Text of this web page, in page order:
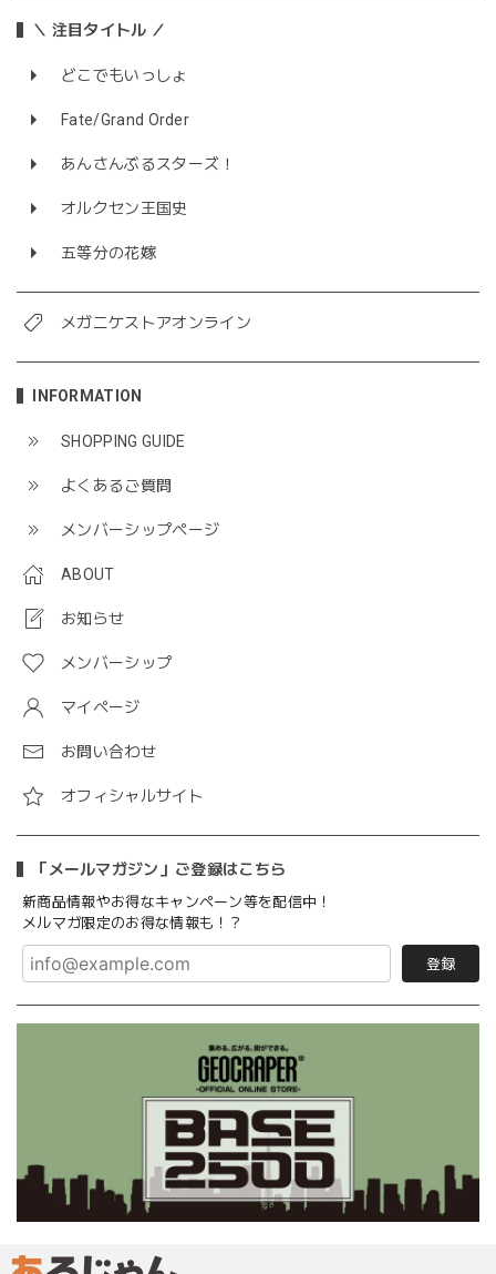
＼ 注目タイトル ／
どこでもいっしょ
Fate/Grand Order
あんさんぶるスターズ！
オルクセン王国史
五等分の花嫁
メガニケストアオンライン
INFORMATION
SHOPPING GUIDE
よくあるご質問
メンバーシップページ
ABOUT
お知らせ
メンバーシップ
マイページ
お問い合わせ
オフィシャルサイト
「メールマガジン」ご登録はこちら
新商品情報やお得なキャンペーン等を配信中！
メルマガ限定のお得な情報も！？
登録